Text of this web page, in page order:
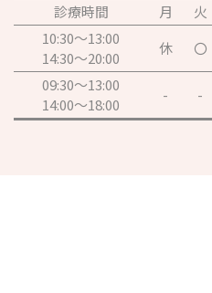
診療時間 月 火
10:30～13:00
14:30～20:00
休 〇
09:30～13:00
14:00～18:00
- -